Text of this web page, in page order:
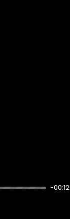
-00:12